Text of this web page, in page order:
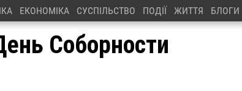
ЕКОНОМІКА СУСПІЛЬСТВО ПОДІЇ ЖИТТЯ БЛОГИ
Соборности